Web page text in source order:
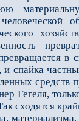
спайка
средств
Гегеля,
сходятся